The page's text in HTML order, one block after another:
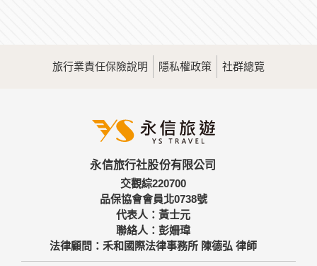
旅行業責任保險說明 隱私權政策 社群總覽
永信旅行社股份有限公司
交觀綜220700
品保協會會員北0738號
代表人：黃士元
聯絡人：彭姍瑋
法律顧問：禾和國際法律事務所 陳德弘 律師